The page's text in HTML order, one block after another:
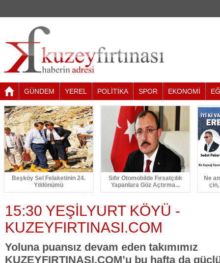
GÜNDEM YEREL POLİTİKA SPOR EKONOMİ
Beşköy Sel Felaketinin 24.
Yıldönümü
Sıfır Otomobilde Fırsatçılık
Yapanlara Göz Açtırma...
Ne
15:30 YEŞİLYURT KÖYÜ -
KUZEYFIRTINASI.COM
Yoluna puansız devam eden takımımız
KUZEYFIRTINASI.COM’u bu hafta da